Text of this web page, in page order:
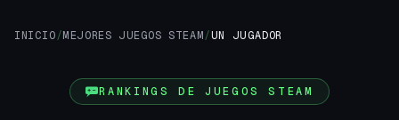
INICIO / MEJORES JUEGOS STEAM /UN JUGADOR
RANKINGS DE JUEGOS STEAM